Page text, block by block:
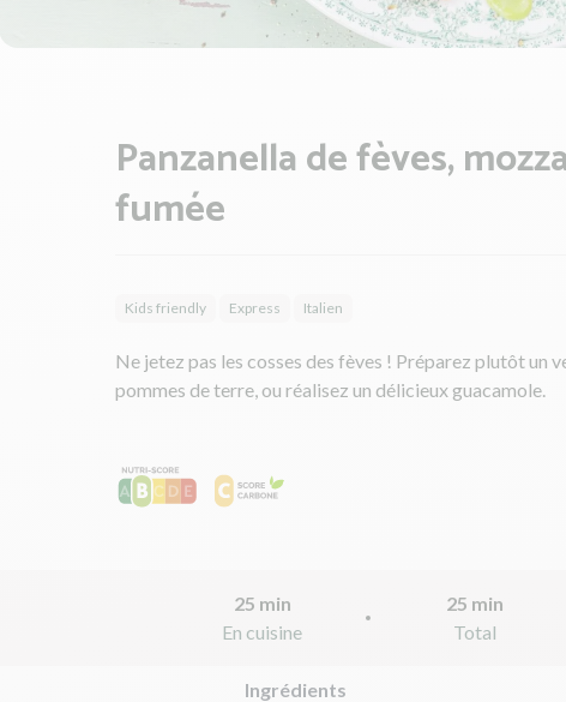
Panzanella de fèves,
fumée
Kids friendly Express Italien
Ne jetez pas les cosses des fèves ! Préparez plutôt un
pommes de terre, ou réalisez un délicieux guacamole.
25 min
En cuisine
25 min
Total
Ingrédients